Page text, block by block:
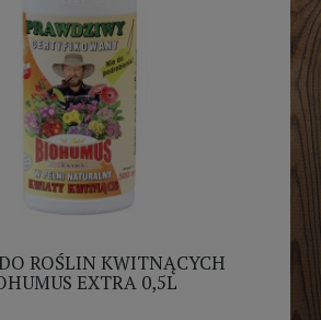
ROŚLIN KWITNĄCYCH
EXTRA 0,5L